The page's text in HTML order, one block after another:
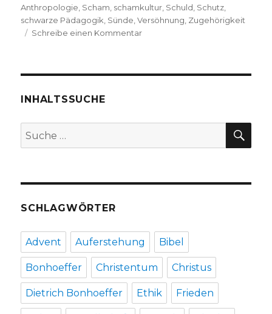
Anthropologie Scham schamkultur Schuld Schutz
schwarze Pädagogik Sünde ,Versöhnung Zugehörigkeit
Schreibe einen Kommentarzu
von
Fleischer,
INHALTSSUCHE
Suche
nach:
SCHLAGWÖRTER
Advent Auferstehung Bibel
Bonhoeffer Christentum Christus
Dietrich Bonhoeffer Ethik Frieden